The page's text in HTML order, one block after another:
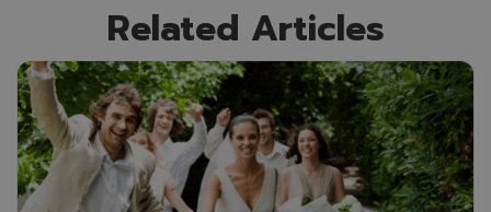
Related Articles